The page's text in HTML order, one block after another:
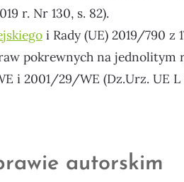
r. Nr 130, s. 82).
i Rady (UE) 2019/790 z
pokrewnych na jednolitym
i 2001/29/WE (Dz.Urz. UE L
autorskim